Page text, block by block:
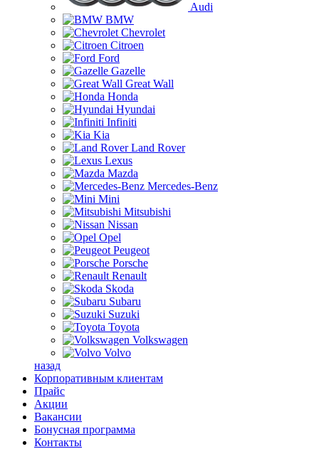
Audi
BMW
Chevrolet
Citroen
Ford
Gazelle
Great Wall
Honda
Hyundai
Infiniti
Kia
Land Rover
Lexus
Mazda
Mercedes-Benz
Mini
Mitsubishi
Nissan
Opel
Peugeot
Porsche
Renault
Skoda
Subaru
Suzuki
Toyota
Volkswagen
Volvo
назад
Корпоративным клиентам
Прайс
Акции
Вакансии
Бонусная программа
Контакты